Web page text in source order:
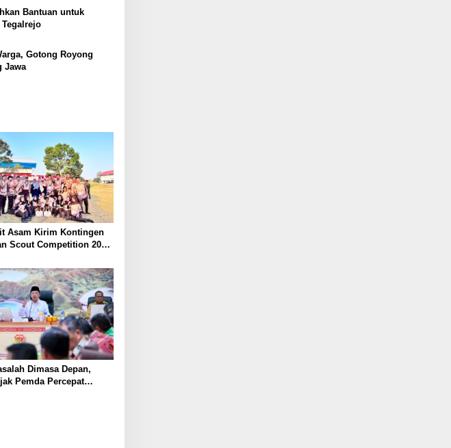
Bantuan untuk
Gotong Royong
Jawa
Asam Kirim Kontingen
Scout Competition 2026,
Siswa
Dimasa Depan,
Pemda Percepat